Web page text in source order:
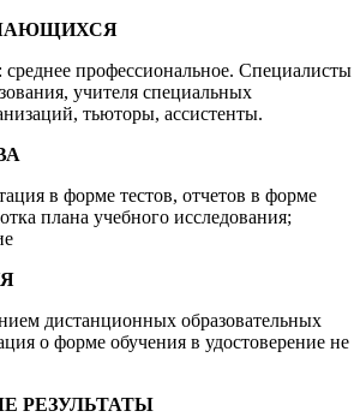
среднее профессиональное. Специалисты
учителя специальных
тьюторы, ассистенты.
в форме тестов, отчетов в форме
плана учебного исследования;
дистанционных образовательных
о форме обучения в удостоверение не
РЕЗУЛЬТАТЫ